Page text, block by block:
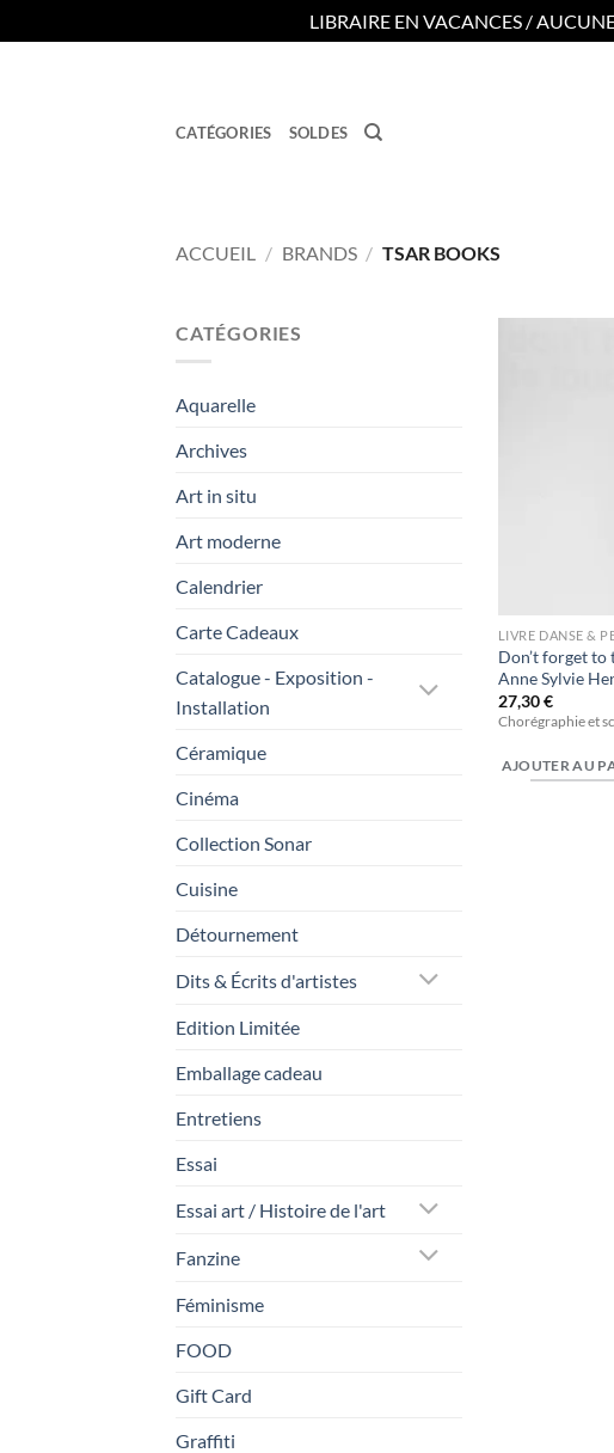
LIBRAIRE EN VACANCES /
CATÉGORIES SOLDES
ACCUEIL / BRANDS / TSAR BOOKS
CATÉGORIES
Aquarelle
Archives
Art in situ
Art moderne
Calendrier
Carte Cadeaux
Catalogue - Exposition -
Installation
Céramique
Cinéma
Collection Sonar
Cuisine
Détournement
Dits & Écrits d'artistes
Edition Limitée
Emballage cadeau
Entretiens
Essai
Essai art / Histoire de l'art
Fanzine
Féminisme
FOOD
Gift Card
Graffiti
LIVRE DANSE &
Don’t forget to
Anne Sylvie
27,30€
Chorégraphie et
AJOUTER AU